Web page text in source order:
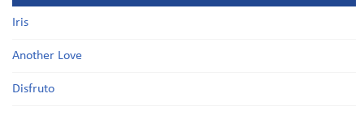
Iris
Another Love
Disfruto